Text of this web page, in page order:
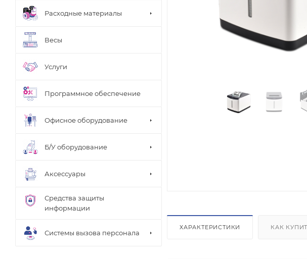
ХАРАКТЕРИСТИКИ КАК
Расходные материалы
Весы
Услуги
Программное обеспечение
Офисное оборудование
Б/У оборудование
Аксессуары
Средства защиты
информации
Системы вызова персонала